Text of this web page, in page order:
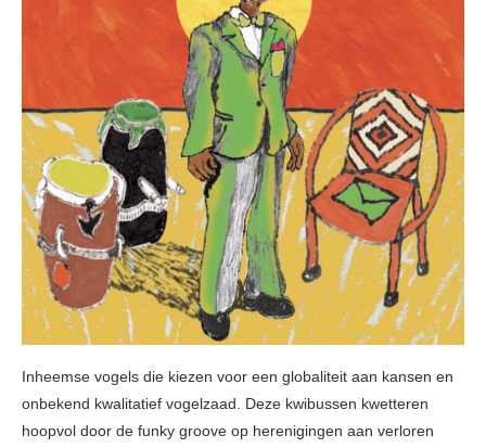
Inheemse vogels die kiezen voor een globaliteit aan kansen en
onbekend kwalitatief vogelzaad. Deze kwibussen kwetteren
hoopvol door de funky groove op herenigingen aan verloren